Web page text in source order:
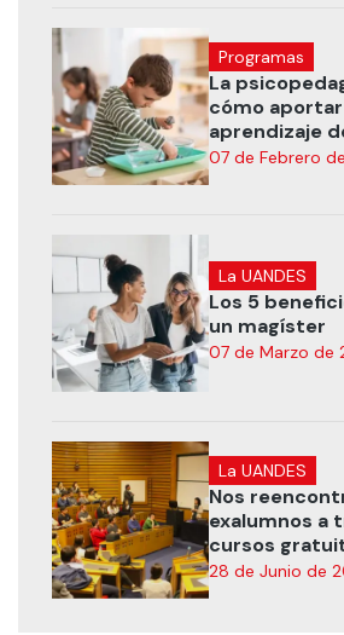
Programas
La
cómo
aprendizaje
07 de Febrero
La UANDES
Los 5
un magíster
07 de Marzo de
La UANDES
Nos
exalumnos a
cursos
28 de Junio de